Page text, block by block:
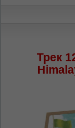
Трек
На каком